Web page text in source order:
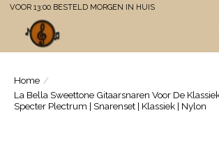
VOOR 13:00 BESTELD MORGEN IN HUIS
Home /
La Bella Sweettone Gitaarsnaren Voor De
Specter Plectrum | Snarenset | Klassiek | Nylon